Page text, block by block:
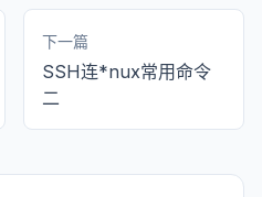
下一篇
SSH连*nux常用命令
二